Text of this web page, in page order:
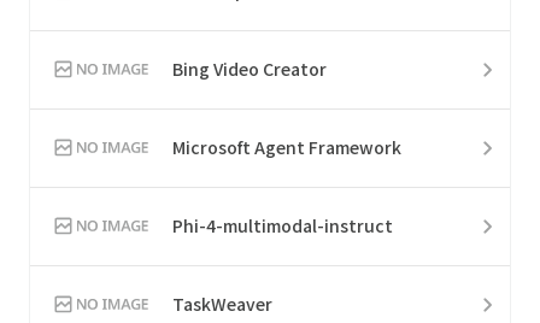
Bing Video Creator
Microsoft Agent Framework
Phi-4-multimodal-instruct
TaskWeaver